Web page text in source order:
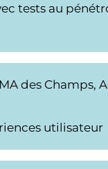
tests au
des Champs,
utilisateur